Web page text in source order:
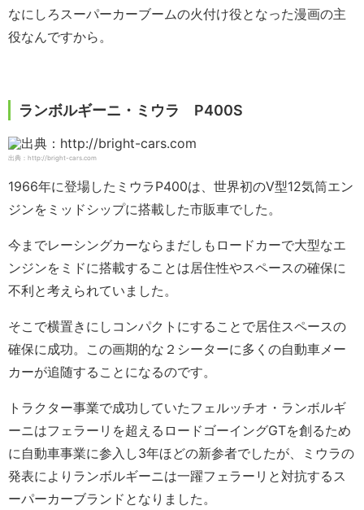
なにしろスーパーカーブームの火付け役となった漫画の主
役なんですから。
ランボルギーニ・ミウラ P400S
出典：http://bright-cars.com
1966年に登場したミウラP400は、世界初のV型12気筒エン
ジンをミッドシップに搭載した市販車でした。
今までレーシングカーならまだしもロードカーで大型なエ
ンジンをミドに搭載することは居住性やスペースの確保に
不利と考えられていました。
そこで横置きにしコンパクトにすることで居住スペースの
確保に成功。この画期的な２シーターに多くの自動車メー
カーが追随することになるのです。
トラクター事業で成功していたフェルッチオ・ランボルギ
ーニはフェラーリを超えるロードゴーイングGTを創るため
に自動車事業に参入し3年ほどの新参者でしたが、ミウラの
発表によりランボルギーニは一躍フェラーリと対抗するス
ーパーカーブランドとなりました。